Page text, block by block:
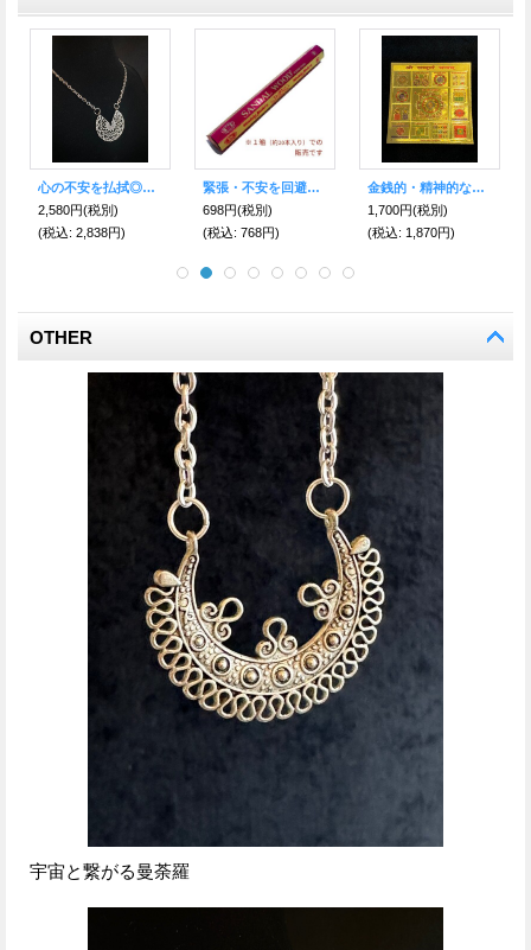
幸運へと導く♪神秘の十字架ネックレス Silver A
4,000円(税別)
(税込: 4,400円)
人気絶大！不安を和らげる究極のヒーリングストーン☆ラリマーブレス classy
12,000円(税別)
(税込: 13,200円)
不安を静め夢を掴まえる★ドリームキャッチャー キーホルダー ハウライト付
1,600円(税別)
(税込: 1,760円)
OTHER
宇宙と繋がる曼荼羅